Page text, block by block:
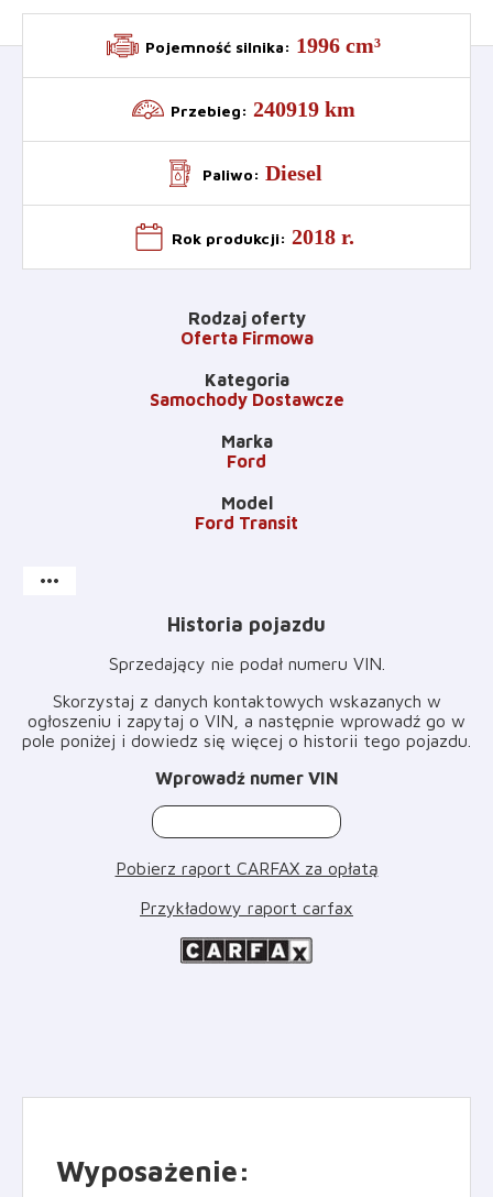
Pojemność silnika: 1996 cm³
Przebieg: 240919 km
Paliwo: Diesel
Rok produkcji: 2018 r.
Rodzaj oferty
Oferta Firmowa
Kategoria
Samochody Dostawcze
Marka
Ford
Model
Ford Transit
more_horiz
Historia pojazdu
Sprzedający nie podał numeru VIN
Skorzystaj z danych kontaktowych wskazanych w
ogłoszeniu i zapytaj o VIN, a następnie wprowadź go w
pole poniżej i dowiedz się więcej o historii tego pojazdu
Wprowadź numer VIN
Pobierz raport CARFAX za opłatą
Przykładowy raport carfax
Wyposażenie: